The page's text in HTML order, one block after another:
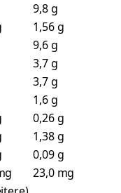
9,8 g
1,56 g
9,6 g
3,7 g
3,7 g
1,6 g
0,26 g
1,38 g
0,09 g
23,0 mg